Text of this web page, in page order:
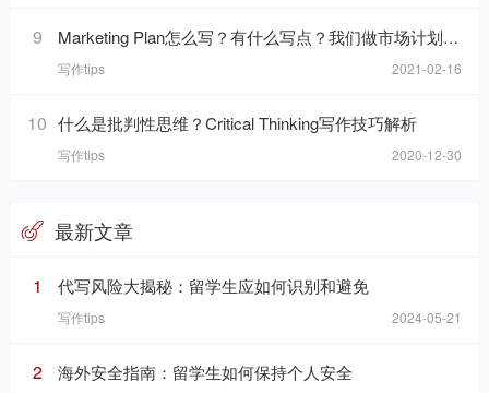
9 Marketing Plan怎么写？有什么写点？我们做市场计划的目的是什么呢？
写作tips 2021-02-16
10 什么是批判性思维？Critical Thinking写作技巧解析
写作tips 2020-12-30
最新文章
1 代写风险大揭秘：留学生应如何识别和避免
写作tips 2024-05-21
2 海外安全指南：留学生如何保持个人安全